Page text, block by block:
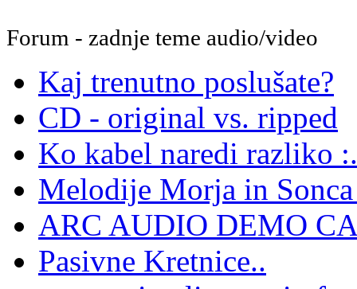
Forum - zadnje teme audio/video
Kaj trenutno poslušate?
CD - original vs. ripped
Ko kabel naredi razliko
Melodije Morja in
ARC AUDIO DEMO
Pasivne Kretnice..